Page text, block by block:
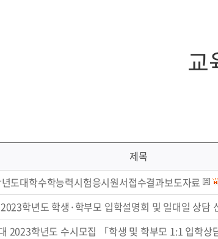
교
제목
도대학수학능력시험응시원서접수결과보도자료
학년도 학생·학부모 입학설명회 및 일대일 상담
2023학년도 수시모집 「학생 및 학부모 1:1 입학상